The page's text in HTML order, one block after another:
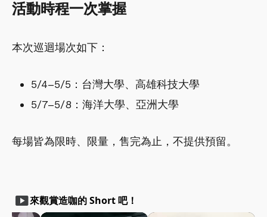
活動時程一次掌握
本次巡迴場次如下：
5/4–5/5：台灣大學、高雄科技大學
5/7–5/8：海洋大學、亞洲大學
每場皆為限時、限量，售完為止，不提供預留。
smart_display來觀賞造咖的 Short 吧！